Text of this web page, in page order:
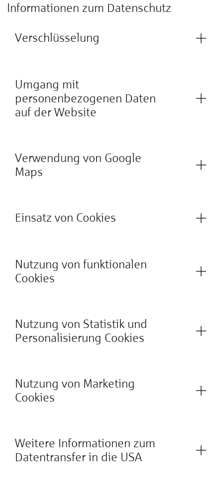
Informationen zum Datenschutz
Verschlüsselung
Umgang mit
personenbezogenen Daten
auf der Website
Verwendung von Google
Maps
Einsatz von Cookies
Nutzung von funktionalen
Cookies
Nutzung von Statistik und
Personalisierung Cookies
Nutzung von Marketing
Cookies
Weitere Informationen zum
Datentransfer in die USA